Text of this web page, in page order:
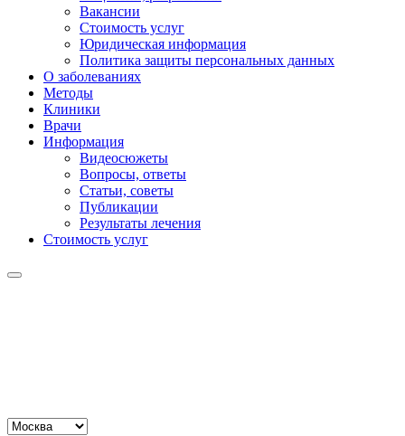
Вакансии
Стоимость услуг
Юридическая информация
Политика защиты персональных данных
О заболеваниях
Методы
Клиники
Врачи
Информация
Видеосюжеты
Вопросы, ответы
Статьи, советы
Публикации
Результаты лечения
Стоимость услуг